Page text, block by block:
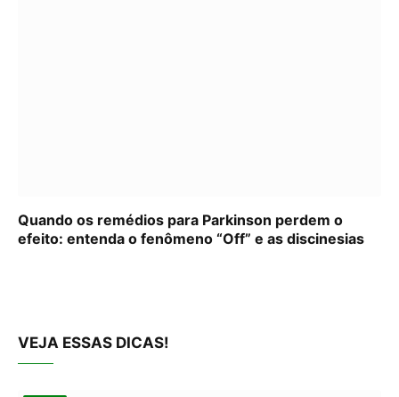
Quando os remédios para Parkinson perdem o
efeito: entenda o fenômeno “Off” e as discinesias
VEJA ESSAS DICAS!